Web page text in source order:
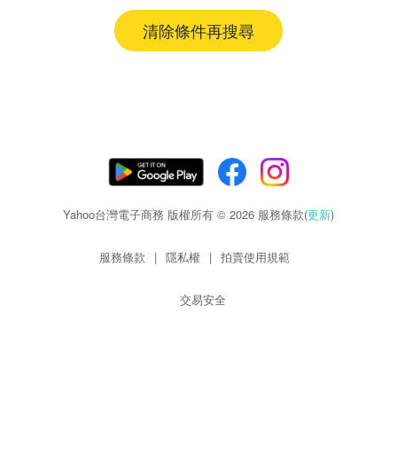
清除條件再搜尋
Yahoo台灣電子商務 版權所有 © 2026 服務條款(更新)
服務條款 | 隱私權 | 拍賣使用規範
交易安全